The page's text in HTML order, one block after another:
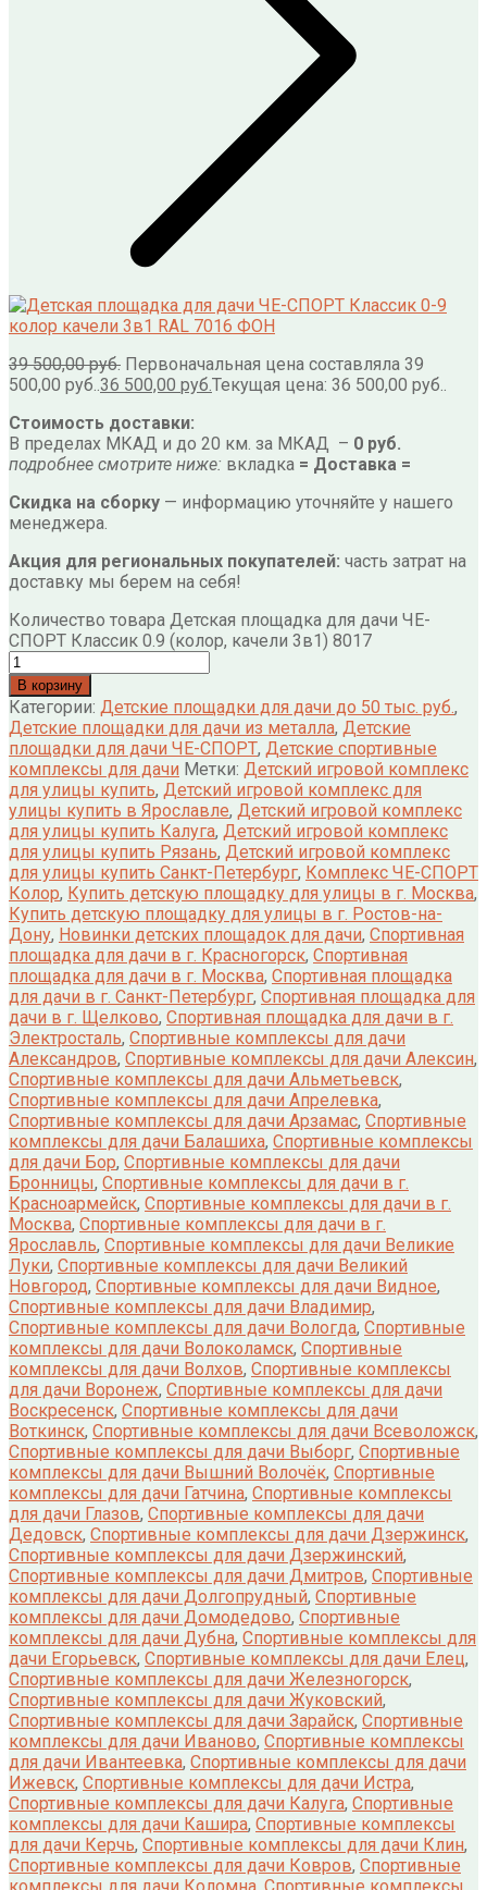
39 500,00руб. Первоначальная цена составляла 39
500,00 руб.. 36 500,00 руб. Текущая цена: 36 500,00 руб..
Стоимость доставки:
В пределах МКАД и до 20 км. за МКАД – 0 руб.
подробнее смотрите ниже: вкладка = Доставка =
Скидка на сборку — информацию уточняйте у нашего
менеджера.
Акция для региональных покупателей: часть затрат на
доставку мы берем на себя!
Количество товара Детская площадка для дачи ЧЕ-
СПОРТ Классик 0.9 (колор, качели 3в1) 8017
В корзину
Категории: Детские площадки для дачи до 50 тыс. руб.,
Детские площадки для дачи из металла, Детские
площадки для дачи ЧЕ-СПОРТ, Детские спортивные
комплексы для дачи Метки: Детский игровой комплекс
для улицы купить, Детский игровой комплекс для
улицы купить в Ярославле, Детский игровой комплекс
для улицы купить Калуга, Детский игровой комплекс
для улицы купить Рязань, Детский игровой комплекс
для улицы купить Санкт-Петербург, Комплекс ЧЕ-СПОРТ
Колор, Купить детскую площадку для улицы в г. Москва,
Купить детскую площадку для улицы в г. Ростов-на-
Дону, Новинки детских площадок для дачи, Спортивная
площадка для дачи в г. Красногорск, Спортивная
площадка для дачи в г. Москва, Спортивная площадка
для дачи в г. Санкт-Петербург, Спортивная площадка для
дачи в г. Щелково, Спортивная площадка для дачи в г.
Электросталь, Спортивные комплексы для дачи
Александров, Спортивные комплексы для дачи Алексин,
Спортивные комплексы для дачи Альметьевск,
Спортивные комплексы для дачи Апрелевка,
Спортивные комплексы для дачи Арзамас, Спортивные
комплексы для дачи Балашиха, Спортивные комплексы
для дачи Бор, Спортивные комплексы для дачи
Бронницы, Спортивные комплексы для дачи в г.
Красноармейск, Спортивные комплексы для дачи в г.
Москва, Спортивные комплексы для дачи в г.
Ярославль, Спортивные комплексы для дачи Великие
Луки, Спортивные комплексы для дачи Великий
Новгород, Спортивные комплексы для дачи Видное,
Спортивные комплексы для дачи Владимир,
Спортивные комплексы для дачи Вологда, Спортивные
комплексы для дачи Волоколамск, Спортивные
комплексы для дачи Волхов, Спортивные комплексы
для дачи Воронеж, Спортивные комплексы для дачи
Воскресенск, Спортивные комплексы для дачи
Воткинск, Спортивные комплексы для дачи Всеволожск,
Спортивные комплексы для дачи Выборг, Спортивные
комплексы для дачи Вышний Волочёк, Спортивные
комплексы для дачи Гатчина, Спортивные комплексы
для дачи Глазов, Спортивные комплексы для дачи
Дедовск, Спортивные комплексы для дачи Дзержинск,
Спортивные комплексы для дачи Дзержинский,
Спортивные комплексы для дачи Дмитров, Спортивные
комплексы для дачи Долгопрудный, Спортивные
комплексы для дачи Домодедово, Спортивные
комплексы для дачи Дубна, Спортивные комплексы для
дачи Егорьевск, Спортивные комплексы для дачи Елец,
Спортивные комплексы для дачи Железногорск,
Спортивные комплексы для дачи Жуковский,
Спортивные комплексы для дачи Зарайск, Спортивные
комплексы для дачи Иваново, Спортивные комплексы
для дачи Ивантеевка, Спортивные комплексы для дачи
Ижевск, Спортивные комплексы для дачи Истра,
Спортивные комплексы для дачи Калуга, Спортивные
комплексы для дачи Кашира, Спортивные комплексы
для дачи Керчь, Спортивные комплексы для дачи Клин,
Спортивные комплексы для дачи Ковров, Спортивные
комплексы для дачи Коломна Спортивные комплексы